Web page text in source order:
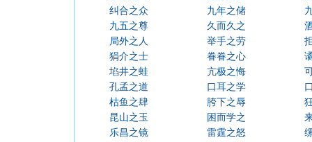
纠合之众
九年之储
九五之尊
久而久之
局外之人
举手之劳
狷介之士
眷眷之心
埳井之蛙
亢极之悔
孔孟之道
口耳之学
枯鱼之肆
胯下之辱
昆山之玉
困而学之
乐昌之镜
雷霆之怒